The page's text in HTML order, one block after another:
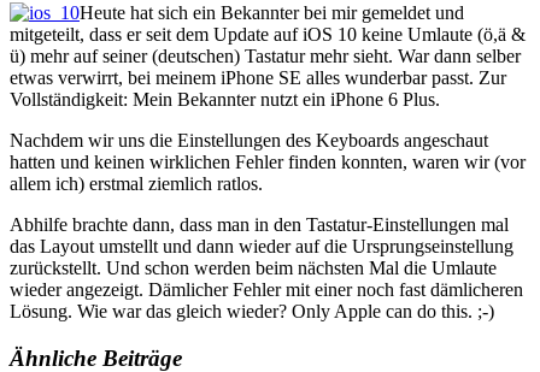
Heute hat sich ein Bekannter bei mir gemeldet und
mitgeteilt, dass er seit dem Update auf iOS 10 keine Umlaute (ö,ä &
ü) mehr auf seiner (deutschen) Tastatur mehr sieht. War dann selber
etwas verwirrt, bei meinem iPhone SE alles wunderbar passt. Zur
Vollständigkeit: Mein Bekannter nutzt ein iPhone 6 Plus.
Nachdem wir uns die Einstellungen des Keyboards angeschaut
hatten und keinen wirklichen Fehler finden konnten, waren wir (vor
allem ich) erstmal ziemlich ratlos.
Abhilfe brachte dann, dass man in den Tastatur-Einstellungen mal
das Layout umstellt und dann wieder auf die Ursprungseinstellung
zurückstellt. Und schon werden beim nächsten Mal die Umlaute
wieder angezeigt. Dämlicher Fehler mit einer noch fast dämlicheren
Lösung. Wie war das gleich wieder? Only Apple can do this. ;-)
Ähnliche Beiträge